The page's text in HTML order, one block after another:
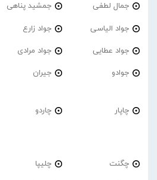
جمال لطفی جمشید پناهی
جواد الیاسی جواد زارع
جواد عطایی جواد مرادی
جوادو جیران
چاپار چاردو
چگنت چلیپا